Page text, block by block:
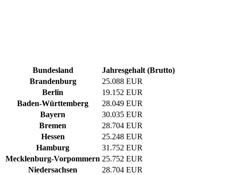
Bundesland
Jahresgehalt (Brutto)
Brandenburg
25.088 EUR
Berlin
19.152 EUR
Baden-Württemberg
28.049 EUR
Bayern
30.035 EUR
Bremen
28.704 EUR
Hessen
25.248 EUR
Hamburg
31.752 EUR
Mecklenburg-Vorpommern 25.752 EUR
Niedersachsen
28.704 EUR